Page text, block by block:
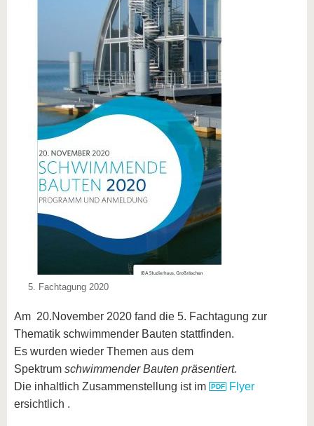
5. Fachtagung 2020
Am 20.November 2020 fand die 5. Fachtagung zur
Thematik schwimmender Bauten stattfinden.
Es wurden wieder Themen aus dem
Spektrum schwimmender Bauten präsentiert.
Die inhaltlich Zusammenstellung ist im
Flyer
ersichtlich .